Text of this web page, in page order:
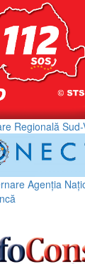
Regională
Agenția